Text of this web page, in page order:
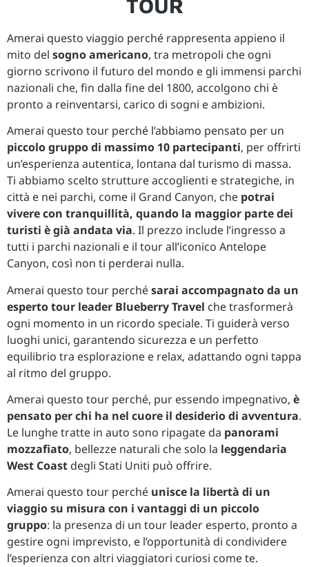
TOUR
Amerai questo viaggio perché rappresenta appieno il
mito del sogno americano, tra metropoli che ogni
giorno scrivono il futuro del mondo e gli immensi parchi
nazionali che, fin dalla fine del 1800, accolgono chi è
pronto a reinventarsi, carico di sogni e ambizioni.
Amerai questo tour perché l’abbiamo pensato per un
piccolo gruppo di massimo 10 partecipanti, per offrirti
un’esperienza autentica, lontana dal turismo di massa.
Ti abbiamo scelto strutture accoglienti e strategiche, in
città e nei parchi, come il Grand Canyon, che potrai
vivere con tranquillità, quando la maggior parte dei
turisti è già andata via. Il prezzo include l’ingresso a
tutti i parchi nazionali e il tour all’iconico Antelope
Canyon, così non ti perderai nulla.
Amerai questo tour perchésarai accompagnato da un
esperto tour leader Blueberry Travel che trasformerà
ogni momento in un ricordo speciale. Ti guiderà verso
luoghi unici, garantendo sicurezza e un perfetto
equilibrio tra esplorazione e relax, adattando ogni tappa
al ritmo del gruppo.
Amerai questo tour perché, pur essendo impegnativo, è
pensato per chi ha nel cuore il desiderio di avventura.
Le lunghe tratte in auto sono ripagate da panorami
mozzafiato, bellezze naturali che solo la leggendaria
West Coast degli Stati Uniti può offrire.
Amerai questo tour perché unisce la libertà di un
viaggio su misura con i vantaggi di un piccolo
gruppo: la presenza di un tour leader esperto, pronto a
gestire ogni imprevisto, e l’opportunità di condividere
l’esperienza con altri viaggiatori curiosi come te.